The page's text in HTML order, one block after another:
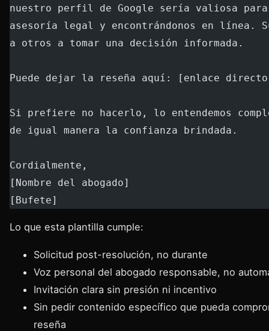
nuestro perfil de Google sería valiosa para
asesoría legal y encontrándonos en línea.
a otros a tomar una decisión informada.
Puede dejar la reseña aquí: [enlace
Si prefiere no hacerlo, lo entendemos
de igual manera la confianza brindada.
Cordialmente,
[Nombre del abogado]
[Bufete]
Lo que esta plantilla cumple:
Solicitud post-resolución, no durante
Voz personal del abogado responsable, no
Invitación clara sin presión ni incentivo
Sin pedir contenido específico que pueda
reseña